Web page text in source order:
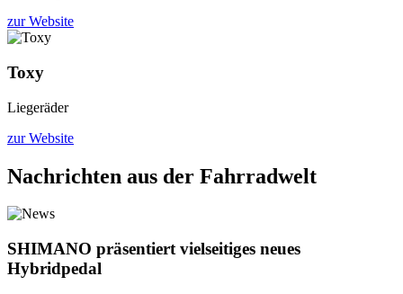
zur Website
Toxy
Liegeräder
zur Website
Nachrichten aus der Fahrradwelt
SHIMANO präsentiert vielseitiges neues
Hybridpedal